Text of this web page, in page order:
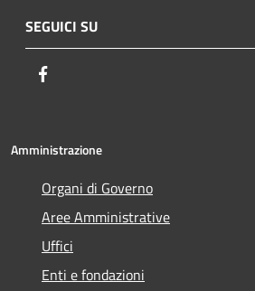
SEGUICI SU
Amministrazione
Organi di Governo
Aree Amministrative
Uffici
Enti e fondazioni